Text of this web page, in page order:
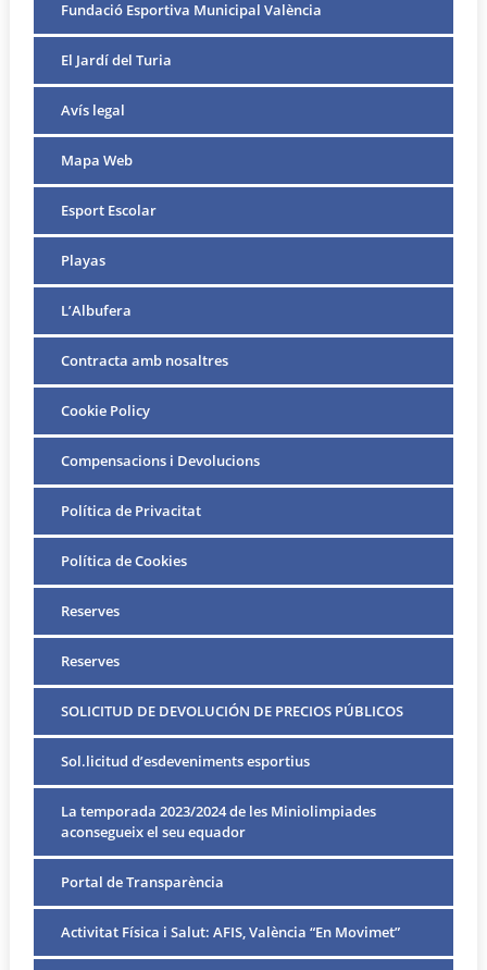
Fundació Esportiva Municipal València
El Jardí del Turia
Avís legal
Mapa Web
Esport Escolar
Playas
L’Albufera
Contracta amb nosaltres
Cookie Policy
Compensacions i Devolucions
Política de Privacitat
Política de Cookies
Reserves
Reserves
SOLICITUD DE DEVOLUCIÓN DE PRECIOS PÚBLICOS
Sol.licitud d’esdeveniments esportius
La temporada 2023/2024 de les Miniolimpiades
aconsegueix el seu equador
Portal de Transparència
Activitat Física i Salut: AFIS, València “En Movimet”